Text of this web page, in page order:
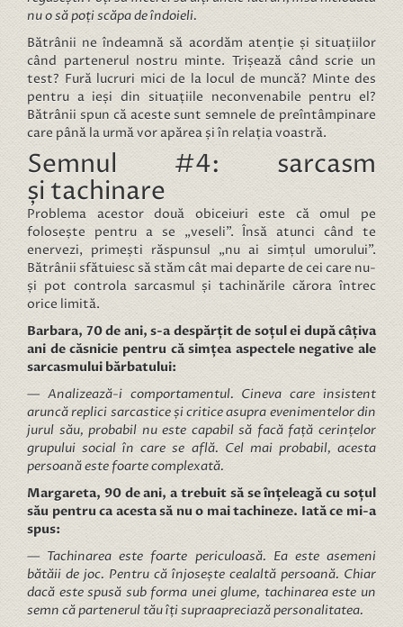
nu o să poți scăpa de îndoieli.
Bătrânii ne îndeamnă să acordăm atenție și situațiilor
când partenerul nostru minte. Trișează când scrie un
test? Fură lucruri mici de la locul de muncă? Minte des
pentru a ieși din situațiile neconvenabile pentru el?
Bătrânii spun că aceste sunt semnele de preîntâmpinare
care până la urmă vor apărea și în relația voastră.
Semnul #4: sarcasm
și tachinare
Problema acestor două obiceiuri este că omul pe
folosește pentru a se „veseli”. Însă atunci când te
enervezi, primești răspunsul „nu ai simțul umorului”.
Bătrânii sfătuiesc să stăm cât mai departe de cei care nu-
și pot controla sarcasmul și tachinările cărora întrec
orice limită.
Barbara, 70 de ani, s-a despărțit de soțul ei după câțiva
ani de căsnicie pentru că simțea aspectele negative ale
sarcasmului bărbatului:
— Analizează-i comportamentul. Cineva care insistent
aruncă replici sarcastice și critice asupra evenimentelor din
jurul său, probabil nu este capabil să facă față cerințelor
grupului social în care se află. Cel mai probabil, acesta
persoană este foarte complexată.
Margareta, 90 de ani, a trebuit să se înțeleagă cu soțul
său pentru ca acesta să nu o mai tachineze. Iată ce mi-a
spus:
— Tachinarea este foarte periculoasă. Ea este asemeni
bătăii de joc. Pentru că înjosește cealaltă persoană. Chiar
dacă este spusă sub forma unei glume, tachinarea este un
semn că partenerul tău îți supraapreciază personalitatea.